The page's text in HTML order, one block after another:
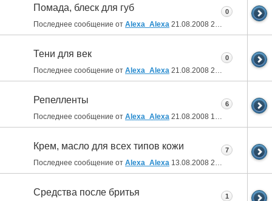
Помада, блеск для губ
Последнее сообщение от Alexa_Alexa 21.08.2008 22:04
0
Тени для век
Последнее сообщение от Alexa_Alexa 21.08.2008 22:03
0
Репелленты
Последнее сообщение от Alexa_Alexa 21.08.2008 13:36
6
Крем, масло для всех типов кожи
Последнее сообщение от Alexa_Alexa 13.08.2008 21:41
7
Средства после бритья 1